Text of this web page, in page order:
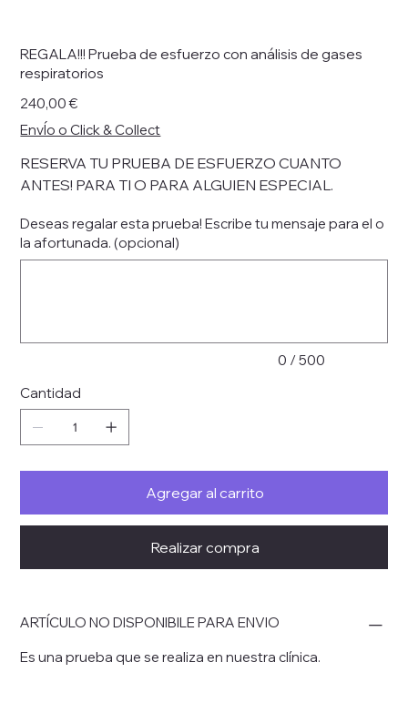
REGALA!!! Prueba de esfuerzo con análisis de gases
respiratorios
Precio
240,00 €
EnvÍo o Click & Collect
RESERVA TU PRUEBA DE ESFUERZO CUANTO
ANTES! PARA TI O PARA ALGUIEN ESPECIAL.
Deseas regalar esta prueba! Escribe tu mensaje para el o
la afortunada. (opcional)
0 / 500
Cantidad
Agregar al carrito
Realizar compra
ARTÍCULO NO DISPONIBILE PARA ENVIO
Es una prueba que se realiza en nuestra clínica.